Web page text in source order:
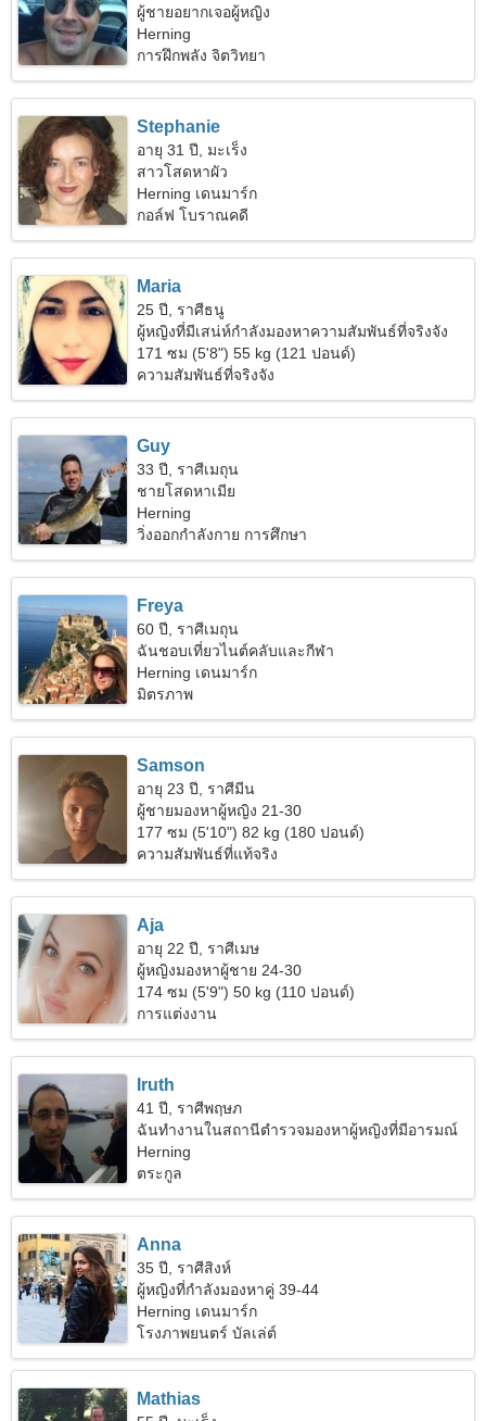
ผู้ชายอยากเจอผู้หญิง
Herning
การฝึกพลัง จิตวิทยา
Stephanie
อายุ 31 ปี, มะเร็ง
สาวโสดหาผัว
Herning เดนมาร์ก
กอล์ฟ โบราณคดี
Maria
25 ปี, ราศีธนู
ผู้หญิงที่มีเสน่ห์กำลังมองหาความสัมพันธ์ที่จริงจัง
171 ซม (5'8") 55 kg (121 ปอนด์)
ความสัมพันธ์ที่จริงจัง
Guy
33 ปี, ราศีเมถุน
ชายโสดหาเมีย
Herning
วิ่งออกกำลังกาย การศึกษา
Freya
60 ปี, ราศีเมถุน
ฉันชอบเที่ยวไนต์คลับและกีฬา
Herning เดนมาร์ก
มิตรภาพ
Samson
อายุ 23 ปี, ราศีมีน
ผู้ชายมองหาผู้หญิง 21-30
177 ซม (5'10") 82 kg (180 ปอนด์)
ความสัมพันธ์ที่แท้จริง
Aja
อายุ 22 ปี, ราศีเมษ
ผู้หญิงมองหาผู้ชาย 24-30
174 ซม (5'9") 50 kg (110 ปอนด์)
การแต่งงาน
Iruth
41 ปี, ราศีพฤษภ
ฉันทำงานในสถานีตำรวจมองหาผู้หญิงที่มีอารมณ์
อ่อนไหว
Herning
ตระกูล
Anna
35 ปี, ราศีสิงห์
ผู้หญิงที่กำลังมองหาคู่ 39-44
Herning เดนมาร์ก
โรงภาพยนตร์ บัลเล่ต์
Mathias